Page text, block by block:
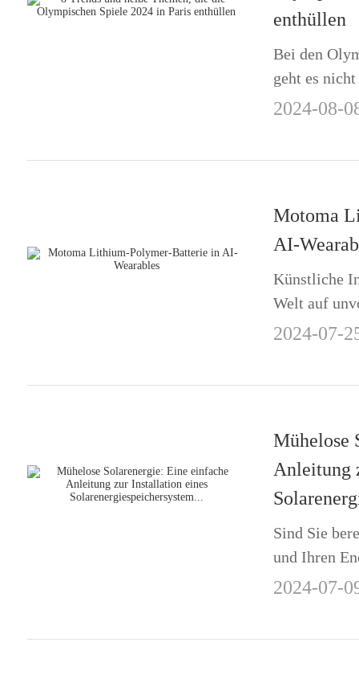
enthüllen
Bei den
geht es
in die
2024-08-
Motoma
AI-
Künstliche
Welt auf
Integration
2024-07-
Mühelose
Anleitung
Sind Sie
und Ihren
decken?
2024-07-